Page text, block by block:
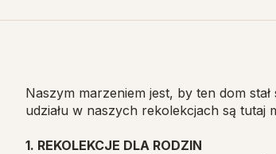
Naszym marzeniem jest, by ten dom
udziału w naszych rekolekcjach są tutaj
1. REKOLEKCJE DLA RODZIN